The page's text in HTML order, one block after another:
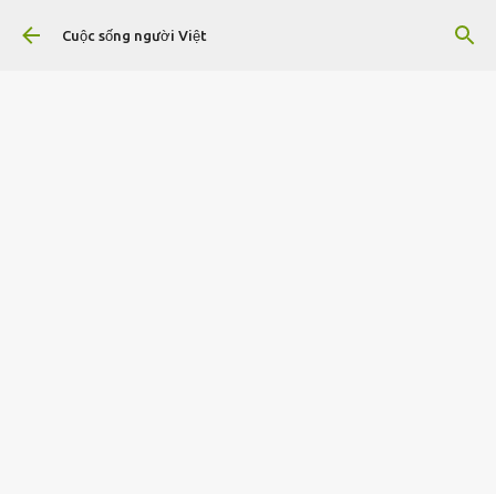
Chuyển đến nội dung chính
Cuộc sống người Việt